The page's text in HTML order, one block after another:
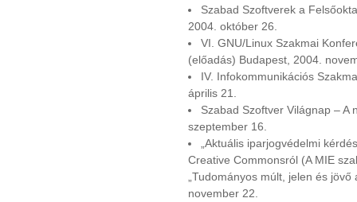
Szabad Szoftverek a
2004. október 26.
VI. GNU/Linux Szakmai
(előadás) Budapest, 2004.
IV. Infokommunikációs
április 21.
Szabad Szoftver Világnap –
szeptember 16.
„Aktuális iparjogvédelmi
Creative Commonsról (A MIE
„Tudományos múlt, jelen és
november 22.